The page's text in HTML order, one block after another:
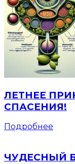
ЛЕТНЕЕ
СПАСЕНИЯ!
Подробнее
ЧУДЕСНЫЙ